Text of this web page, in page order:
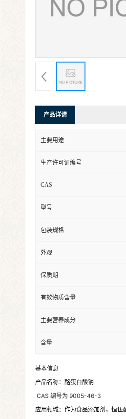
产品详请
主要用途
生产许可证编号
CAS
型号
包装规格
外观
保质期
有效物质含量
主要营养成分
含量
基本信息
产品名称：酪蛋白酸钠
CAS 编号为 9005-46-3
应用领域：作为食品添加剂，恒伍